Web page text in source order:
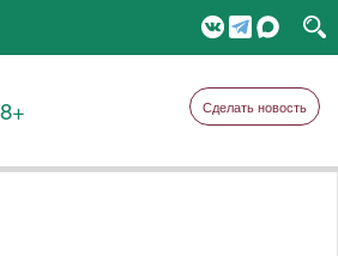
Сделать новость